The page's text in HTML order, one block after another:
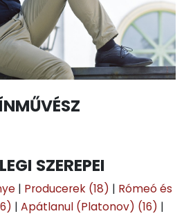
SZEREPEI
| Producerek (18) | Rómeó és
| Apátlanul (Platonov) (16) |